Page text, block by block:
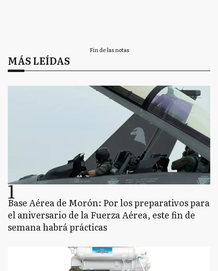
Fin de las notas
MÁS LEÍDAS
1
Base Aérea de Morón: Por los preparativos para
el aniversario de la Fuerza Aérea, este fin de
semana habrá prácticas